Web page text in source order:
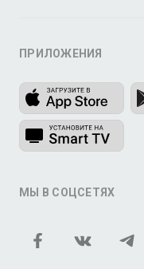
ПРИЛОЖЕНИЯ
МЫ В СОЦСЕТЯХ